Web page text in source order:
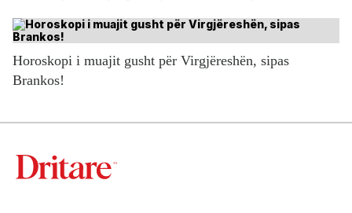
Horoskopi i muajit gusht për Virgjëreshën, sipas
Brankos!